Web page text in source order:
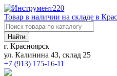
Товар в наличии на складе в
Найти
г. Красноярск
ул. Калинина 43, склад 25
+7 (913) 175-16-11